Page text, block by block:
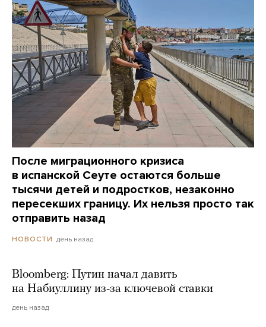
После миграционного кризиса
в испанской Сеуте остаются больше
тысячи детей и подростков, незаконно
пересекших границу. Их нельзя просто так
отправить назад
НОВОСТИ день назад
Bloomberg: Путин начал давить
на Набиуллину из-за ключевой ставки
день назад